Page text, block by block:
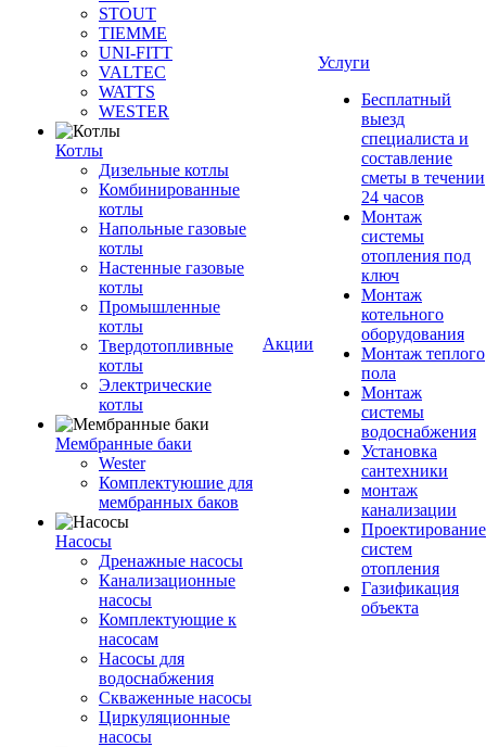
STOUT
TIEMME
UNI-FITT
VALTEC
WATTS
WESTER
Котлы
Дизельные котлы
Комбинированные
котлы
Напольные газовые
котлы
Настенные газовые
котлы
Промышленные
котлы
Твердотопливные
котлы
Электрические
котлы
Мембранные баки
Wester
Комплектуюшие для
мембранных баков
Насосы
Дренажные насосы
Канализационные
насосы
Комплектующие к
насосам
Насосы для
водоснабжения
Скваженные насосы
Циркуляционные
насосы
Акции
Услуги
Бесплатный
выезд
специалиста и
составление
сметы в течении
24 часов
Монтаж
системы
отопления под
ключ
Монтаж
котельного
оборудования
Монтаж теплого
пола
Монтаж
системы
водоснабжения
Установка
сантехники
монтаж
канализации
Проектирование
систем
отопления
Газификация
объекта